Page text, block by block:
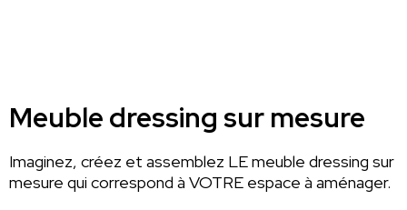
Meuble dressing sur mesure
Imaginez, créez et assemblez LE meuble dressing sur
mesure qui correspond à VOTRE espace à aménager.